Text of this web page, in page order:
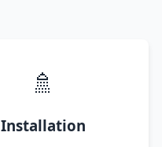
🚿
Installation